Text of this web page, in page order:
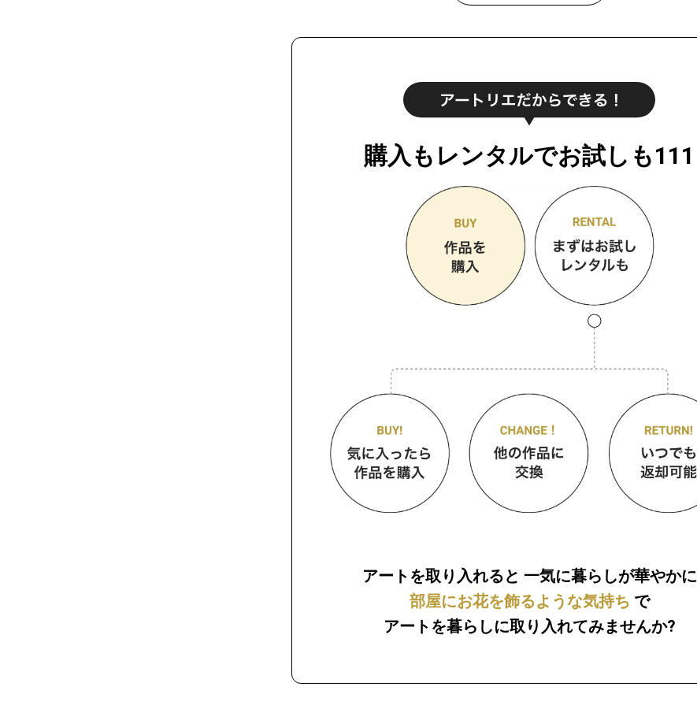
購入もレンタルでお試しも111
アートを取り入れると 一気に暮らしが華やかに
部屋にお花を飾るような気持ち で
アートを暮らしに取り入れてみませんか?